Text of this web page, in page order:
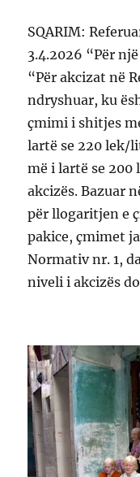
SQARIM:
3.4.2026 “Për
“Për akcizat në
ndryshuar, ku
çmimi i shitjes
lartë se 220 lek/
më i lartë se
akcizës. Bazuar
për llogaritjen e
pakice, çmimet
Normativ nr. 1,
niveli i akcizës